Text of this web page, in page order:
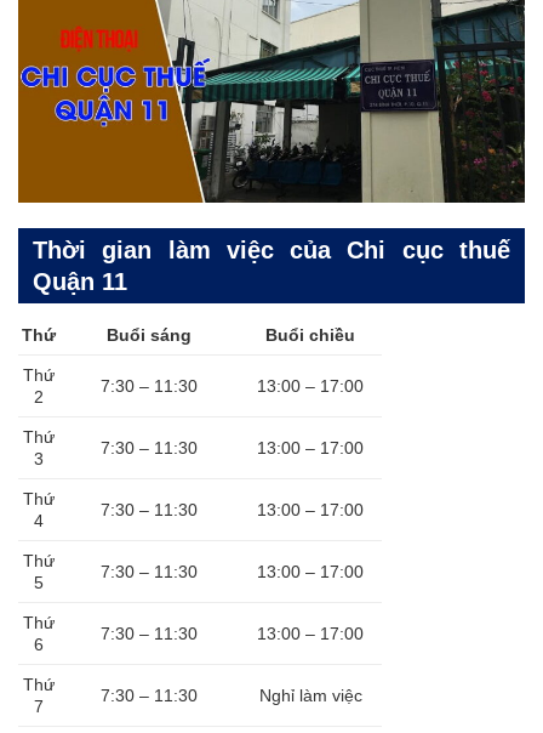
Thời gian làm việc của Chi cục thuế
Quận 11
Thứ Buổi sáng Buổi chiều
Thứ
2
7:30 – 11:30 13:00 – 17:00
Thứ
3
7:30 – 11:30 13:00 – 17:00
Thứ
4
7:30 – 11:30 13:00 – 17:00
Thứ
5
7:30 – 11:30 13:00 – 17:00
Thứ
6
7:30 – 11:30 13:00 – 17:00
Thứ
7
7:30 – 11:30 Nghỉ làm việc